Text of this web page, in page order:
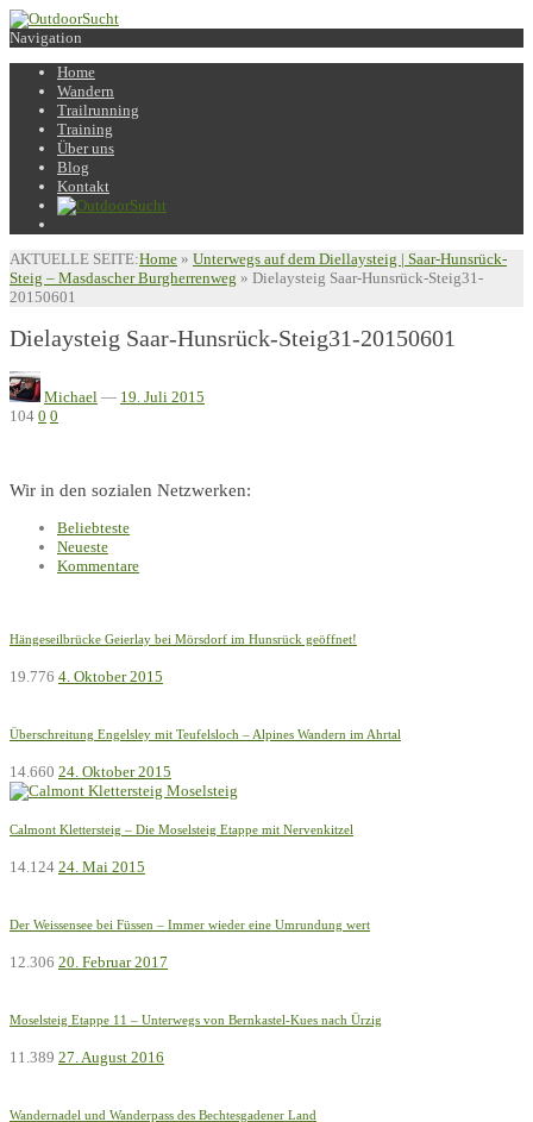
Navigation
Home
Wandern
Trailrunning
Training
Über uns
Blog
Kontakt
AKTUELLE SEITE:Home » Unterwegs auf dem Diellaysteig | Saar-Hunsrück-
Steig – Masdascher Burgherrenweg » Dielaysteig Saar-Hunsrück-Steig31-
20150601
Dielaysteig Saar-Hunsrück-Steig31-20150601
Michael — 19. Juli 2015
104 0 0
Wir in den sozialen Netzwerken:
Beliebteste
Neueste
Kommentare
Hängeseilbrücke Geierlay bei Mörsdorf im Hunsrück geöffnet!
19.776 4. Oktober 2015
Überschreitung Engelsley mit Teufelsloch – Alpines Wandern im Ahrtal
14.660 24. Oktober 2015
Calmont Klettersteig – Die Moselsteig Etappe mit Nervenkitzel
14.124 24. Mai 2015
Der Weissensee bei Füssen – Immer wieder eine Umrundung wert
12.306 20. Februar 2017
Moselsteig Etappe 11 – Unterwegs von Bernkastel-Kues nach Ürzig
11.389 27. August 2016
Wandernadel und Wanderpass des Bechtesgadener Land